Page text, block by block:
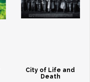
City of Life and
Death